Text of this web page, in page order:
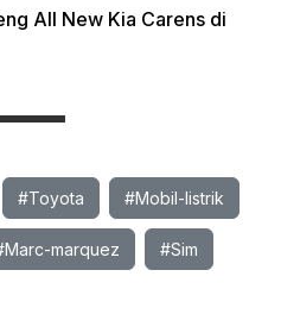
All New Kia Carens di
#Toyota #Mobil-listrik
marquez #Sim